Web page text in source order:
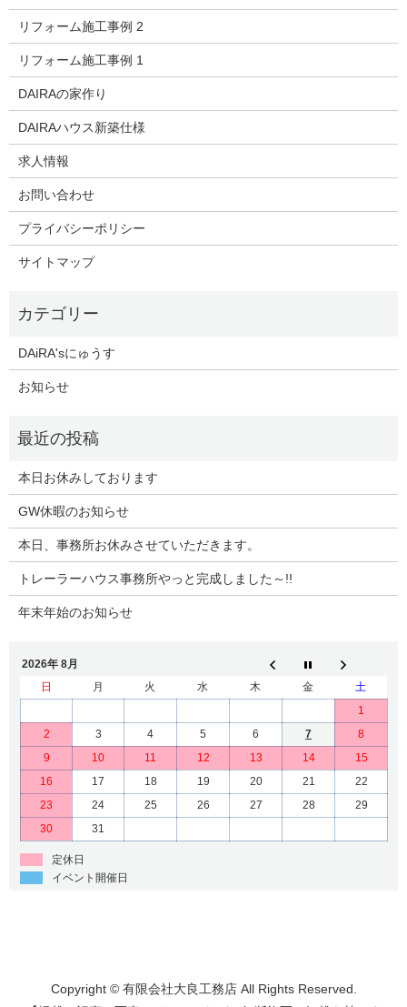
リフォーム施工事例 2
リフォーム施工事例 1
DAIRAの家作り
DAIRAハウス新築仕様
求人情報
お問い合わせ
プライバシーポリシー
サイトマップ
DAiRA'sにゅうす
お知らせ
本日お休みしております
GW休暇のお知らせ
本日、事務所お休みさせていただきます。
トレーラーハウス事務所やっと完成しました～!!
年末年始のお知らせ
2026年 8月
日
月 火 水 木 金
土
1
2
3 4 5 6 7
8
9
10 11 12 13 14
15
16
17 18 19 20 21
22
23
24 25 26 27 28
29
30
31
定休日
イベント開催日
Copyright © 有限会社大良工務店 All Rights Reserved.